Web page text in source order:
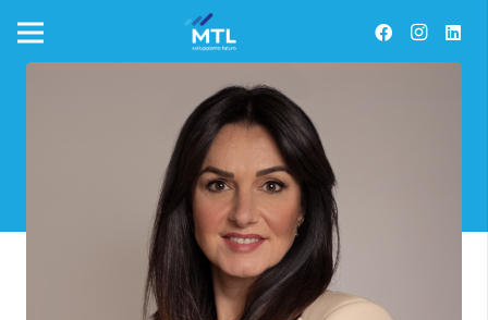
Michela Terenzi
Socio fondatore My Team Lab